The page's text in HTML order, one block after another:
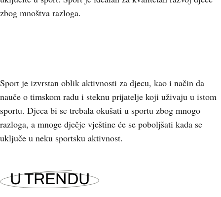
zbog mnoštva razloga.
Sport je izvrstan oblik aktivnosti za djecu, kao i način da
nauče o timskom radu i steknu prijatelje koji uživaju u istom
sportu. Djeca bi se trebala okušati u sportu zbog mnogo
razloga, a mnoge dječje vještine će se poboljšati kada se
uključe u neku sportsku aktivnost.
U TRENDU